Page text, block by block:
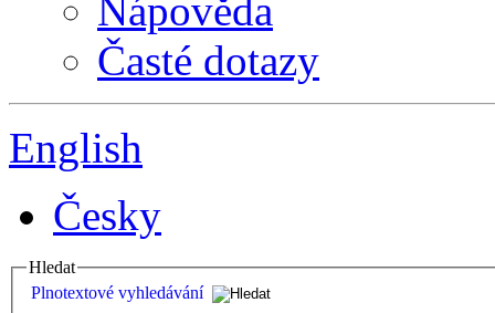
Nápověda
Časté dotazy
English
Česky
Hledat
Plnotextové vyhledávání